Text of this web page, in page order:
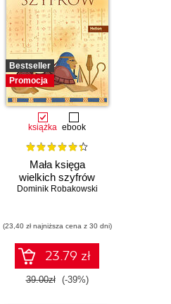
Bestseller
Promocja
książka ebook
Mała księga
wielkich szyfrów
Dominik Robakowski
(23,40 zł najniższa cena z 30 dni)
23.79 zł
39.00zł (-39%)